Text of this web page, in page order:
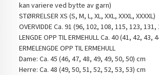
kan variere ved bytte av garn)
STØRRELSER XS (S, M, L, XL, XXL, XXXL, XXXXL)
OVERVIDDE Ca. 91 (96, 102, 108, 115, 123, 131,
LENGDE OPP TIL ERMEHULL Ca. 40 (41, 42, 43,
ERMELENGDE OPP TIL ERMEHULL
Dame: Ca. 45 (46, 47, 48, 49, 49, 50, 50) cm
Herre: Ca. 48 (49, 50, 51, 52, 52, 53, 53) cm